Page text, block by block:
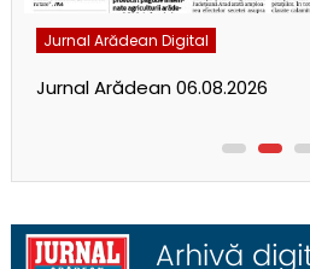
Jurnal Arădean Digital
Jurnal Arădean 06.08.2026